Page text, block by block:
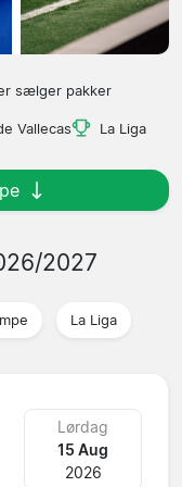
sælger pakker
Vallecas La Liga
2027
La Liga
Lørdag
15 Aug
2026